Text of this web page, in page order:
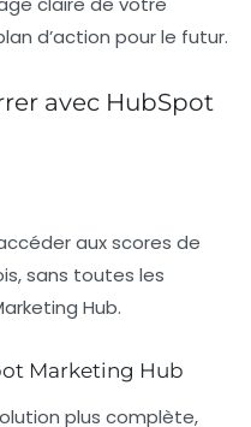
d’action pour le futur.
avec HubSpot
aux scores de
sans toutes les
Hub.
Marketing Hub
plus complète,